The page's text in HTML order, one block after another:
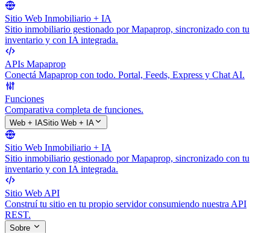
Sitio Web Inmobiliario + IA
Sitio inmobiliario gestionado por Mapaprop, sincronizado con tu
inventario y con IA integrada.
APIs Mapaprop
Conectá Mapaprop con todo. Portal, Feeds, Express y Chat AI.
Funciones
Comparativa completa de funciones.
Web + IASitio Web + IA
Sitio Web Inmobiliario + IA
Sitio inmobiliario gestionado por Mapaprop, sincronizado con tu
inventario y con IA integrada.
Sitio Web API
Construí tu sitio en tu propio servidor consumiendo nuestra API
REST.
Sobre